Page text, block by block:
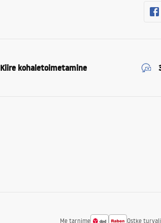
Kiire kohaletoimetamine
Me tarnime Ostke